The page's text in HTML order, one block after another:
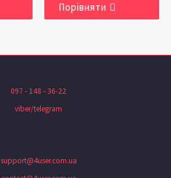
Порівняти
097 - 148 - 36-22
viber/telegram
support@4user.com.ua